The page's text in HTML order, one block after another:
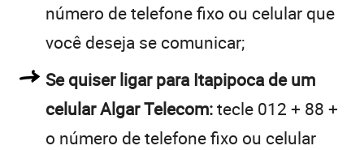
número de telefone fixo ou celular que
você deseja se comunicar;
Se quiser ligar para Itapipoca de um
celular Algar Telecom:tecle 012 + 88 +
o número de telefone fixo ou celular